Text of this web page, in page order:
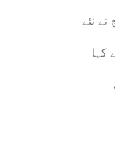
نے نئے
کہا